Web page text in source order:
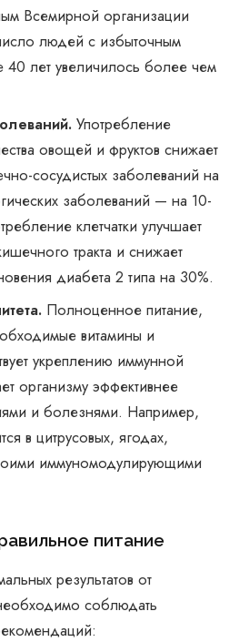
Всемирной организации
людей с избыточным
40 лет увеличилось более чем
Употребление
овощей и фруктов снижает
сосудистых заболеваний на
заболеваний — на 10-
клетчатки улучшает
тракта и снижает
диабета 2 типа на 30%.
Полноценное питание,
витамины и
укреплению иммунной
организму эффективнее
и болезнями. Например,
в цитрусовых, ягодах,
иммуномодулирующими
питание
результатов от
соблюдать